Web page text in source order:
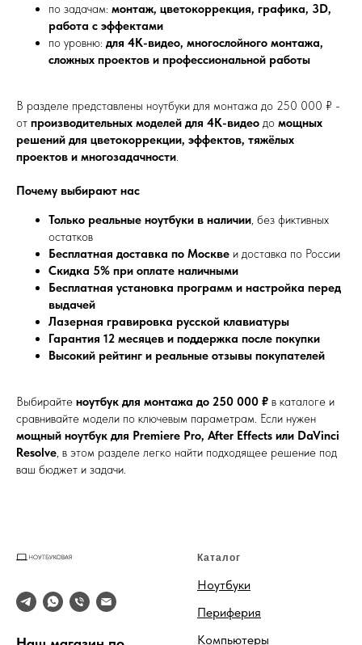
по задачам: монтаж, цветокоррекция, графика, 3D,
работа с эффектами
по уровню: для 4K-видео, многослойного монтажа,
сложных проектов и профессиональной работы
В разделе представлены ноутбуки для монтажа до 250 000 ₽ -
от производительных моделей для 4K-видео до мощных
решений для цветокоррекции, эффектов, тяжёлых
проектов и многозадачности.
Почему выбирают нас
Только реальные ноутбуки в наличии, без фиктивных
остатков
Бесплатная доставка по Москве и доставка по России
Скидка 5% при оплате наличными
Бесплатная установка программ и настройка перед
выдачей
Лазерная гравировка русской клавиатуры
Гарантия 12 месяцев и поддержка после покупки
Высокий рейтинг и реальные отзывы покупателей
Выбирайте ноутбук для монтажа до 250 000 ₽ в каталоге и
сравнивайте модели по ключевым параметрам. Если нужен
мощный ноутбук для Premiere Pro, After Effects или DaVinci
Resolve, в этом разделе легко найти подходящее решение под
ваш бюджет и задачи.
Каталог
Ноутбуки
Периферия
Компьютеры